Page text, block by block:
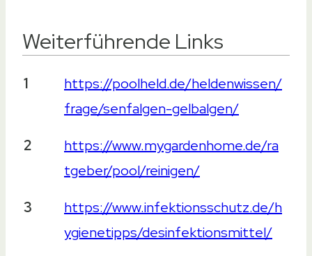
Weiterführende Links
Weiterführende Links
1
https://poolheld.de/heldenwissen/
frage/senfalgen-gelbalgen/
2
https://www.mygardenhome.de/ra
tgeber/pool/reinigen/
3
https://www.infektionsschutz.de/h
ygienetipps/desinfektionsmittel/